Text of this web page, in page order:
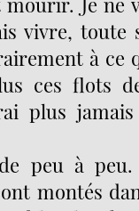
vivre, toute
à ce
ces flots
plus
peu à
montés